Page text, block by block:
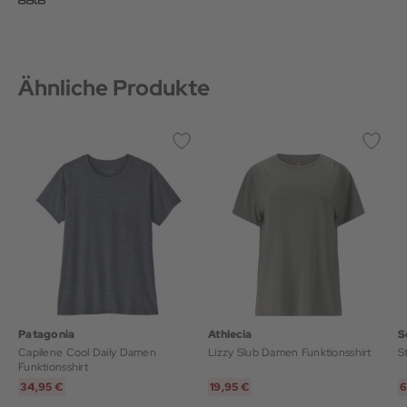
Ähnliche Produkte
Patagonia
Capilene Cool Daily Damen
Funktionsshirt
34,95 €
Athlecia
Lizzy Slub Damen Funktionsshirt
19,95 €